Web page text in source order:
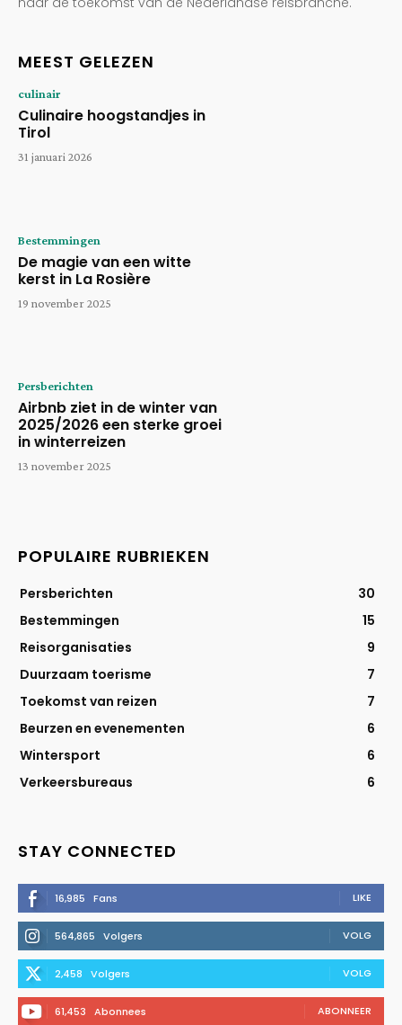
MEEST GELEZEN
culinair
Culinaire hoogstandjes in
Tirol
31 januari 2026
Bestemmingen
De magie van een witte
kerst in La Rosière
19 november 2025
Persberichten
Airbnb ziet in de winter van
2025/2026 een sterke groei
in winterreizen
13 november 2025
POPULAIRE RUBRIEKEN
Persberichten
30
Bestemmingen
15
Reisorganisaties
9
Duurzaam toerisme
7
Toekomst van reizen
7
Beurzen en evenementen
6
Wintersport
6
Verkeersbureaus
6
STAY CONNECTED
16,985 Fans LIKE
564,865 Volgers VOLG
2,458 Volgers VOLG
61,453 Abonnees ABONNEER